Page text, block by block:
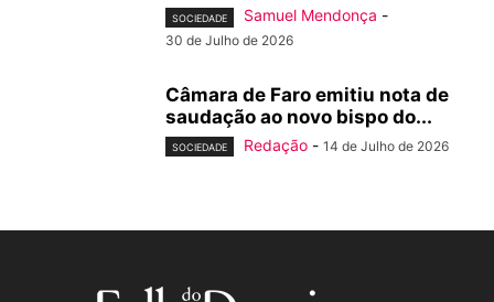
SOCIEDADE Samuel Mendonça -
30 de Julho de 2026
Câmara de Faro emitiu nota de
saudação ao novo bispo do...
SOCIEDADE Redação - 14 de Julho de 2026